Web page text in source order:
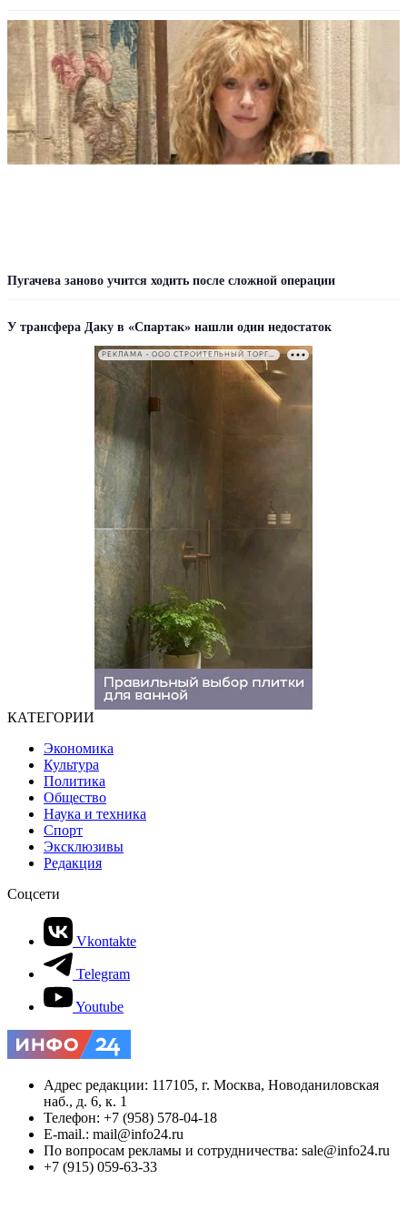
Пугачева заново учится ходить после сложной операции
У трансфера Даку в «Спартак» нашли один недостаток
РЕКЛАМА • ООО СТРОИТЕЛЬНЫЙ ТОРГОВЫЙ ДОМ «ПЕТРОВИЧ». ИНН: 7802348846
КАТЕГОРИИ
Экономика
Культура
Политика
Общество
Наука и техника
Спорт
Эксклюзивы
Редакция
Соцсети
Vkontakte
Telegram
Youtube
Адрес редакции: 117105, г. Москва, Новоданиловская
наб., д. 6, к. 1
Телефон: +7 (958) 578-04-18
E-mail.: mail@info24.ru
По вопросам рекламы и сотрудничества: sale@info24.ru
+7 (915) 059-63-33